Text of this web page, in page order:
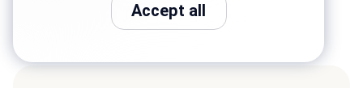
Accept all